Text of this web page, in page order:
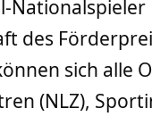
des
sich alle
(NLZ),